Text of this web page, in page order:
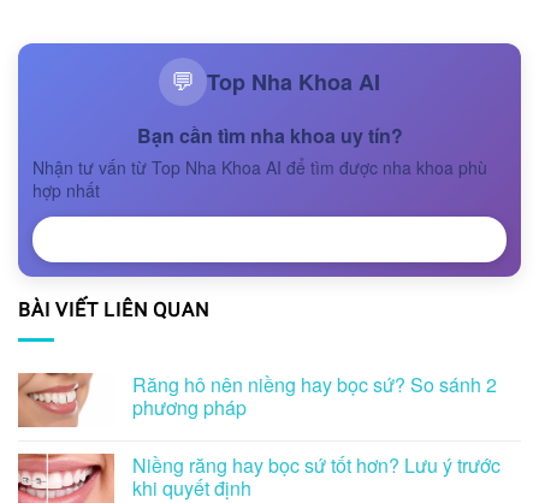
💬 Top Nha Khoa AI
Bạn cần tìm nha khoa uy tín?
Nhận tư vấn từ Top Nha Khoa AI để tìm được nha khoa phù
hợp nhất
BÀI VIẾT LIÊN QUAN
Răng hô nên niềng hay bọc sứ? So sánh 2
phương pháp
Niềng răng hay bọc sứ tốt hơn? Lưu ý trước
khi quyết định